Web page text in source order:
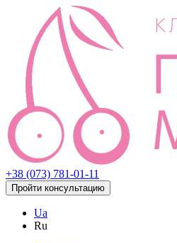
+38 (073) 781-01-11
Пройти консультацию
Ua
Ru